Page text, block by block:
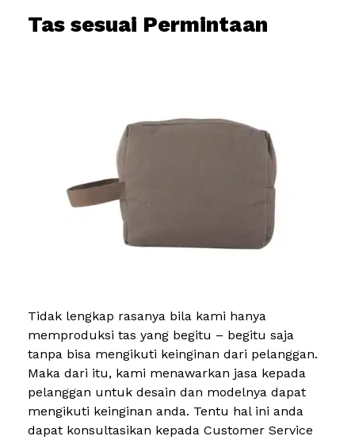
Tas sesuai Permintaan
Tidak lengkap rasanya bila kami hanya
memproduksi tas yang begitu – begitu saja
tanpa bisa mengikuti keinginan dari pelanggan.
Maka dari itu, kami menawarkan jasa kepada
pelanggan untuk desain dan modelnya dapat
mengikuti keinginan anda. Tentu hal ini anda
dapat konsultasikan kepada Customer Service